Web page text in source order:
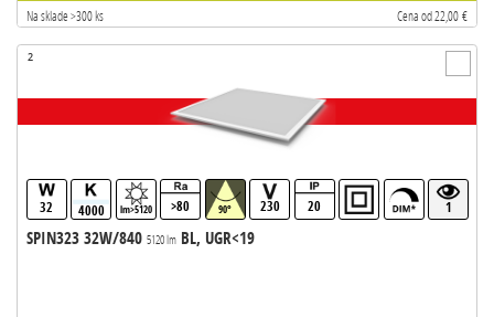
Na sklade >300 ks Cena od 22,00 €
2
32 4000 lm>5120 >80 90° 230 20 1
SPIN323 32W/840 5120 lmBL, UGR<19